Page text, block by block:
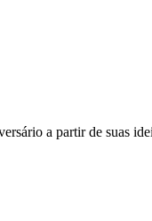
a partir de suas